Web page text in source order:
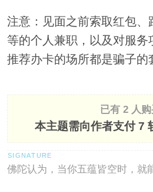
注意：见面之前索取红包、
等的个人兼职，以及对服务
推荐办卡的场所都是骗子的
已有 2 人
本主题需向作者支付7
佛陀认为，当你五蕴皆空时，就